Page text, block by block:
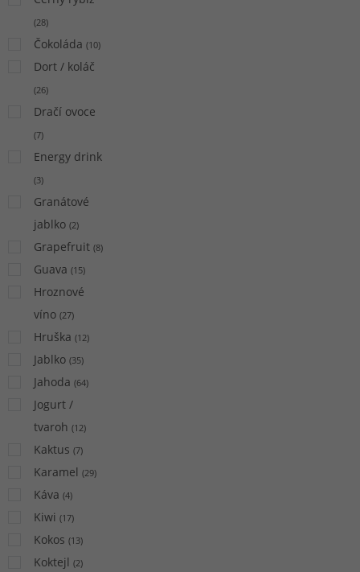
(28)
Čokoláda (10)
Dort / koláč
(26)
Dračí ovoce
(7)
Energy drink
(3)
Granátové
jablko (2)
Grapefruit (8)
Guava (15)
Hroznové
víno (27)
Hruška (12)
Jablko (35)
Jahoda (64)
Jogurt /
tvaroh (12)
Kaktus (7)
Karamel (29)
Káva (4)
Kiwi (17)
Kokos (13)
Koktejl (2)